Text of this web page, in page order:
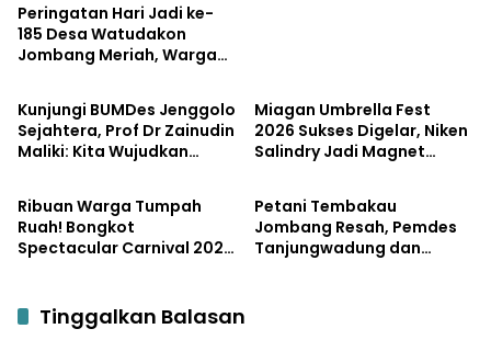
Peringatan Hari Jadi ke-
185 Desa Watudakon
Jombang Meriah, Warga
Bisnis
Kunjungi BUMDes Jenggolo
Sejahtera, Prof Dr Zainudin
Maliki: Kita Wujudkan
Miagan Umbrella Fest
2026 Sukses Digelar, Niken
Salindry Jadi Magnet
Pemerintahan
Ribuan Warga Tumpah
Ruah! Bongkot
Spectacular Carnival 2026
Pemerintahan
Petani Tembakau
Jombang Resah, Pemdes
Tanjungwadung dan
Tinggalkan Balasan